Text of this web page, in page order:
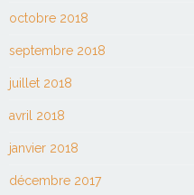
octobre 2018
septembre 2018
juillet 2018
avril 2018
janvier 2018
décembre 2017